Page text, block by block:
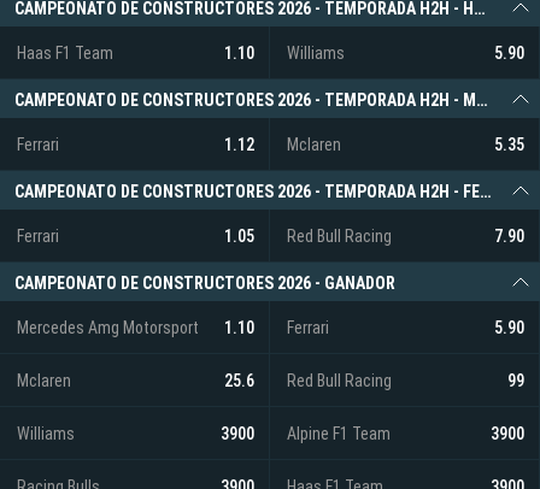
CAMPEONATO DE CONSTRUCTORES 2026 - TEMPORADA H2H - HAAS F1 TEAM VS WILLIAMS
Haas F1 Team 1.10 Williams 5.90
CAMPEONATO DE CONSTRUCTORES 2026 - TEMPORADA H2H - MCLAREN VS FERRARI
Ferrari 1.12 Mclaren 5.35
CAMPEONATO DE CONSTRUCTORES 2026 - TEMPORADA H2H - FERRARI VS RED BULL RACING
Ferrari 1.05 Red Bull Racing 7.90
CAMPEONATO DE CONSTRUCTORES 2026 - GANADOR
Mercedes Amg Motorsport 1.10 Ferrari 5.90
Mclaren 25.6 Red Bull Racing 99
Williams 3900 Alpine F1 Team 3900